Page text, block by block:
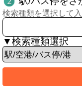
検索種類を選択して
▼検索種類選択